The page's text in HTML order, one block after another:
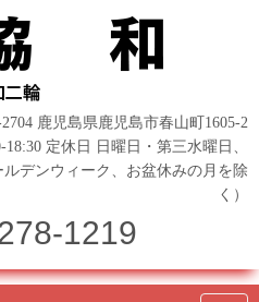
2704 鹿児島県鹿児島市春山町1605-2
18:30 定休日 日曜日・第三水曜日、
デンウィーク、お盆休みの月を除
く）
1219